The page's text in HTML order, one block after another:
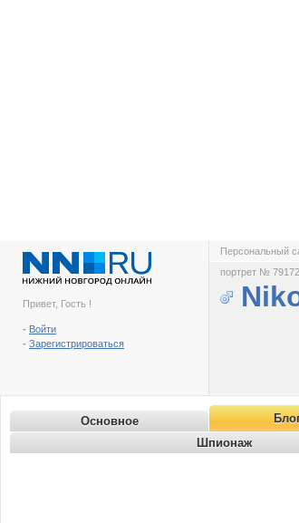
Привет, Гость !
- Войти
- Зарегистрироваться
Персональный
портрет №
Основное
Шпионаж